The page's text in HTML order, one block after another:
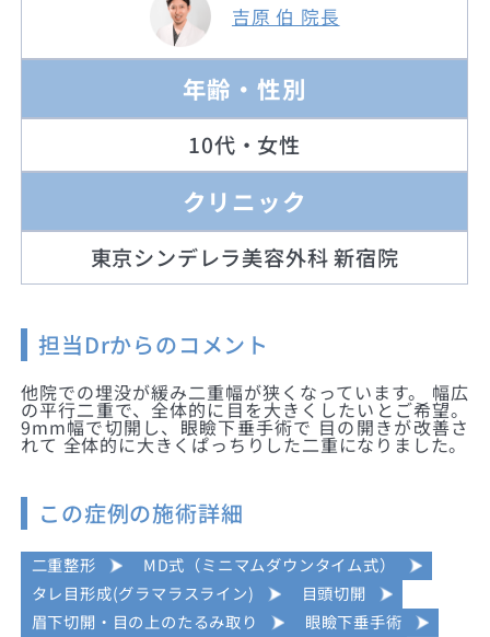
吉原 伯 院長
年齢・性別
10代・女性
クリニック
東京シンデレラ美容外科 新宿院
担当Drからのコメント
他院での埋没が緩み二重幅が狭くなっています。 幅広
の平行二重で、全体的に目を大きくしたいとご希望。
9mm幅で切開し、眼瞼下垂手術で 目の開きが改善さ
れて 全体的に大きくぱっちりした二重になりました。
この症例の施術詳細
二重整形
MD式（ミニマムダウンタイム式）
タレ目形成(グラマラスライン)
目頭切開
眉下切開・目の上のたるみ取り
眼瞼下垂手術